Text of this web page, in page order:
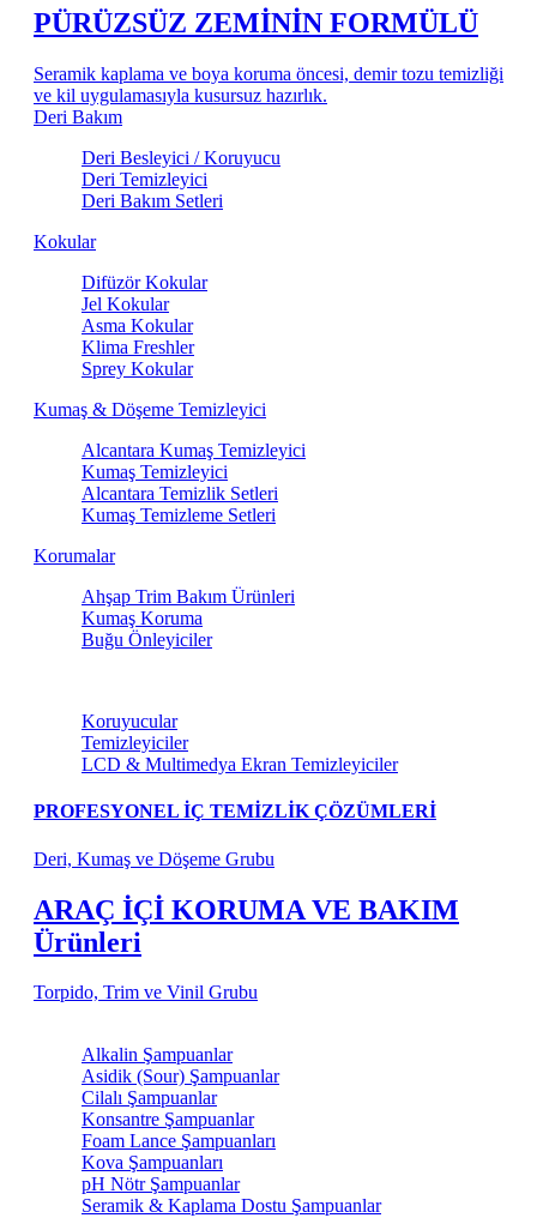
PÜRÜZSÜZ ZEMİNİN FORMÜLÜ
Seramik kaplama ve boya koruma öncesi, demir tozu temizliği
ve kil uygulamasıyla kusursuz hazırlık.
Deri Bakım
Deri Besleyici / Koruyucu
Deri Temizleyici
Deri Bakım Setleri
Kokular
Difüzör Kokular
Jel Kokular
Asma Kokular
Klima Freshler
Sprey Kokular
Kumaş & Döşeme Temizleyici
Alcantara Kumaş Temizleyici
Kumaş Temizleyici
Alcantara Temizlik Setleri
Kumaş Temizleme Setleri
Korumalar
Ahşap Trim Bakım Ürünleri
Kumaş Koruma
Buğu Önleyiciler
Koruyucular
Temizleyiciler
LCD & Multimedya Ekran Temizleyiciler
PROFESYONEL İÇ TEMİZLİK ÇÖZÜMLERİ
Deri, Kumaş ve Döşeme Grubu
ARAÇ İÇİ KORUMA VE BAKIM
Ürünleri
Torpido, Trim ve Vinil Grubu
Alkalin Şampuanlar
Asidik (Sour) Şampuanlar
Cilalı Şampuanlar
Konsantre Şampuanlar
Foam Lance Şampuanları
Kova Şampuanları
pH Nötr Şampuanlar
Seramik & Kaplama Dostu Şampuanlar